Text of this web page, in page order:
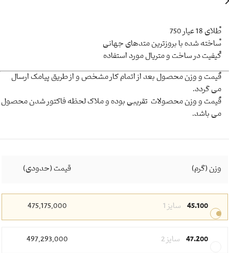
طلای 18 عیار 750
ساخته شده با بروزترین متدهای جهانی
کیفیت در ساخت و متریال مورد استفاده
قیمت و وزن محصول بعد از اتمام کار مشخص و از طریق پیامک ارسال
می گردد.
قیمت و وزن محصولات تقریبی بوده و ملاک لحظه فاکتور شدن محصول
می باشد.
وزن (گرم) قیمت (حدودی)
45.100 سایز 1 475,175,000
47.200 سایز 2 497,293,000